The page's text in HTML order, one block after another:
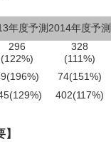
年度予測 2014年度予測
296
(122%)
328
(111%)
74(151%)
402(117%)